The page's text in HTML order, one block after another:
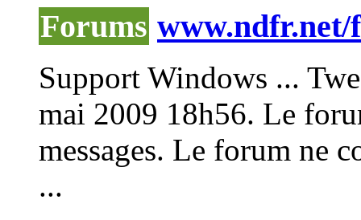
Forums
Support Windows ...
mai 2009 18h56. Le
messages. Le forum ne
...